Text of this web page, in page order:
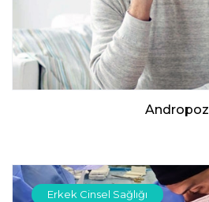
Andropoz
Erkek Cinsel Sağlığı